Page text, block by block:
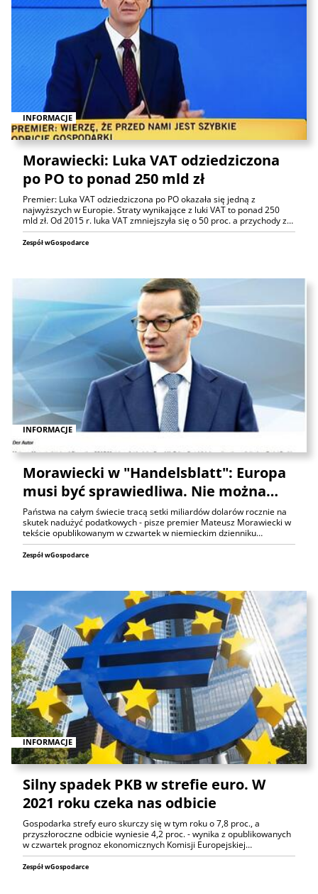
INFORMACJE
Morawiecki: Luka VAT odziedziczona
po PO to ponad 250 mld zł
Premier: Luka VAT odziedziczona po PO okazała się jedną z
najwyższych w Europie. Straty wynikające z luki VAT to ponad 250
mld zł. Od 2015 r. luka VAT zmniejszyła się o 50 proc. a przychody z…
Zespół wGospodarce
INFORMACJE
Morawiecki w "Handelsblatt": Europa
musi być sprawiedliwa. Nie można…
Państwa na całym świecie tracą setki miliardów dolarów rocznie na
skutek nadużyć podatkowych - pisze premier Mateusz Morawiecki w
tekście opublikowanym w czwartek w niemieckim dzienniku…
Zespół wGospodarce
INFORMACJE
Silny spadek PKB w strefie euro. W
2021 roku czeka nas odbicie
Gospodarka strefy euro skurczy się w tym roku o 7,8 proc., a
przyszłoroczne odbicie wyniesie 4,2 proc. - wynika z opublikowanych
w czwartek prognoz ekonomicznych Komisji Europejskiej…
Zespół wGospodarce